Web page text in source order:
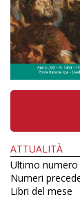
ATTUALITÀ
Ultimo numero
Numeri
Libri del mese